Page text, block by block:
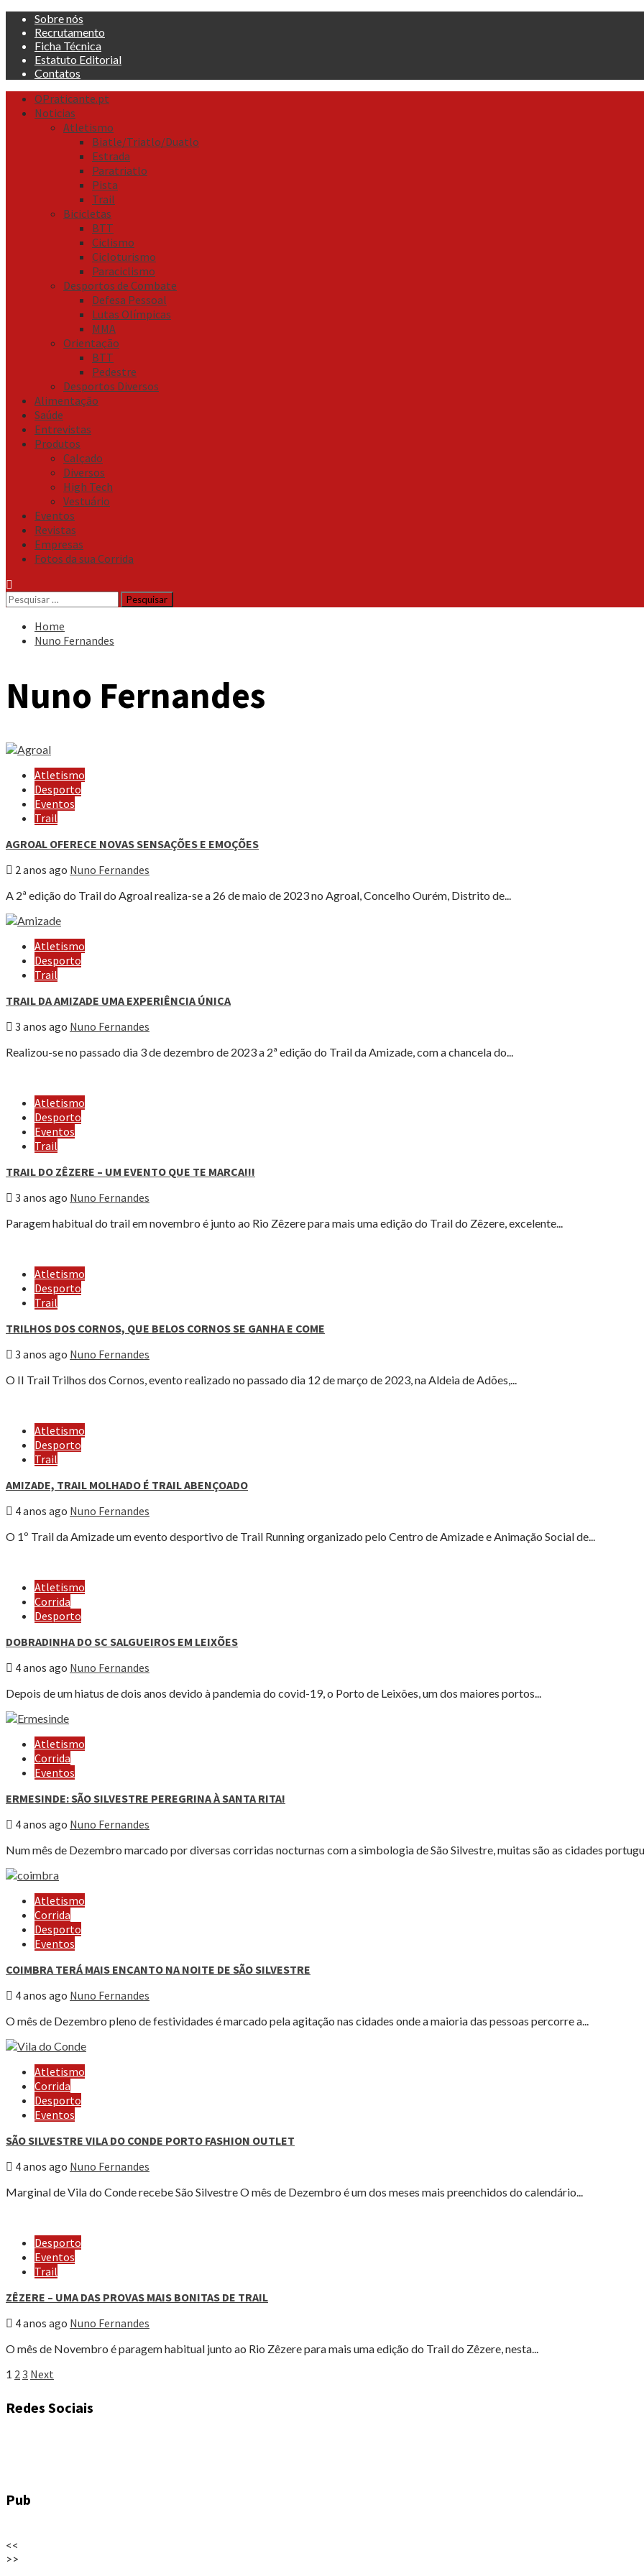
Skip
content
Sobre nós
Recrutamento
Ficha Técnica
Estatuto Editorial
Contatos
Primary
Menu
OPraticante.pt
Noticias
Atletismo
Biatle/Triatlo/Duatlo
Estrada
Paratriatlo
Pista
Trail
Bicicletas
BTT
Ciclismo
Cicloturismo
Paraciclismo
Desportos de Combate
Defesa Pessoal
Lutas Olímpicas
MMA
Orientação
BTT
Pedestre
Desportos Diversos
Alimentação
Saúde
Entrevistas
Produtos
Calçado
Diversos
High Tech
Vestuário
Eventos
Revistas
Empresas
Fotos da sua Corrida
Pesquisar
por:
Home
Nuno Fernandes
Nuno Fernandes
Atletismo
Desporto
Eventos
Trail
AGROAL OFERECE NOVAS SENSAÇÕES E EMOÇÕES
2 anos ago Nuno Fernandes
A 2ª edição do Trail do Agroal realiza-se a 26 de maio de 2023 no Agroal, Concelho Ourém, Distrito de...
Atletismo
Desporto
Trail
TRAIL DA AMIZADE UMA EXPERIÊNCIA ÚNICA
3 anos ago Nuno Fernandes
Realizou-se no passado dia 3 de dezembro de 2023 a 2ª edição do Trail da Amizade, com a chancela do...
Atletismo
Desporto
Eventos
Trail
TRAIL DO ZÊZERE – UM EVENTO QUE TE MARCA!!!
3 anos ago Nuno Fernandes
Paragem habitual do trail em novembro é junto ao Rio Zêzere para mais uma edição do Trail do Zêzere, excelente...
Atletismo
Desporto
Trail
TRILHOS DOS CORNOS, QUE BELOS CORNOS SE GANHA E COME
3 anos ago Nuno Fernandes
O II Trail Trilhos dos Cornos, evento realizado no passado dia 12 de março de 2023, na Aldeia de Adões,...
Atletismo
Desporto
Trail
AMIZADE, TRAIL MOLHADO É TRAIL ABENÇOADO
4 anos ago Nuno Fernandes
O 1º Trail da Amizade um evento desportivo de Trail Running organizado pelo Centro de Amizade e Animação Social de...
Atletismo
Corrida
Desporto
DOBRADINHA DO SC SALGUEIROS EM LEIXÕES
4 anos ago Nuno Fernandes
Depois de um hiatus de dois anos devido à pandemia do covid-19, o Porto de Leixões, um dos maiores portos...
Atletismo
Corrida
Eventos
ERMESINDE: SÃO SILVESTRE PEREGRINA À SANTA RITA!
4 anos ago Nuno Fernandes
Num mês de Dezembro marcado por diversas corridas nocturnas com a simbologia de São Silvestre, muitas são as cidades
Atletismo
Corrida
Desporto
Eventos
COIMBRA TERÁ MAIS ENCANTO NA NOITE DE SÃO SILVESTRE
4 anos ago Nuno Fernandes
O mês de Dezembro pleno de festividades é marcado pela agitação nas cidades onde a maioria das pessoas percorre a...
Atletismo
Corrida
Desporto
Eventos
SÃO SILVESTRE VILA DO CONDE PORTO FASHION OUTLET
4 anos ago Nuno Fernandes
Marginal de Vila do Conde recebe São Silvestre O mês de Dezembro é um dos meses mais preenchidos do calendário...
Desporto
Eventos
Trail
ZÊZERE – UMA DAS PROVAS MAIS BONITAS DE TRAIL
4 anos ago Nuno Fernandes
O mês de Novembro é paragem habitual junto ao Rio Zêzere para mais uma edição do Trail do Zêzere, nesta...
Paginação
dos
1 23 Next
Redes Sociais
Pub
<<
>>